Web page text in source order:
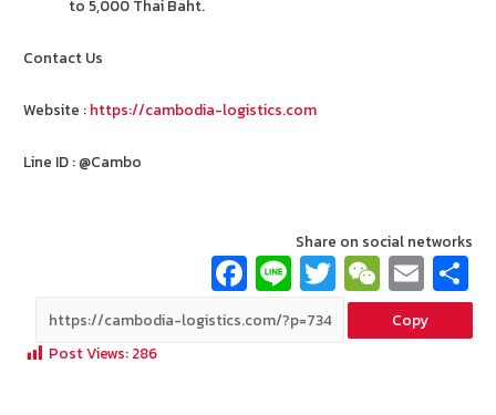
to 5,000 Thai Baht.
Contact Us
Website : https://cambodia-logistics.com
Line ID : @Cambo
Share on social networks
Fa
ce
b
Li
n
e
T
wi
tt
W
e
C
E
m
ai
Copy
Post Views: 286